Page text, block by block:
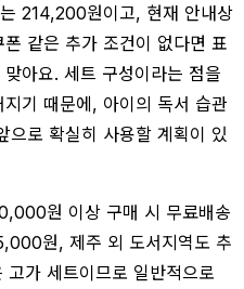
214,200원이고, 현재 안내상
같은 추가 조건이 없다면 표
아요. 세트 구성이라는 점을
기 때문에, 아이의 독서 습관
으로 확실히 사용할 계획이 있
원 이상 구매 시 무료배송
원, 제주 외 도서지역도 추
가 세트이므로 일반적으로